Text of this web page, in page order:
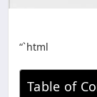
“`html
Table of